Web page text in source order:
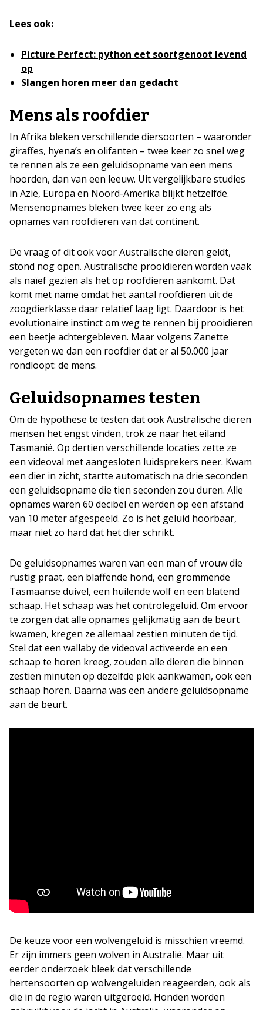
Lees ook:
Picture Perfect: python eet soortgenoot levend
op
Slangen horen meer dan gedacht
Mens als roofdier
In Afrika bleken verschillende diersoorten – waaronder
giraffes, hyena’s en olifanten – twee keer zo snel weg
te rennen als ze een geluidsopname van een mens
hoorden, dan van een leeuw. Uit vergelijkbare studies
in Azië, Europa en Noord-Amerika blijkt hetzelfde.
Mensenopnames bleken twee keer zo eng als
opnames van roofdieren van dat continent.
De vraag of dit ook voor Australische dieren geldt,
stond nog open. Australische prooidieren worden vaak
als naïef gezien als het op roofdieren aankomt. Dat
komt met name omdat het aantal roofdieren uit de
zoogdierklasse daar relatief laag ligt. Daardoor is het
evolutionaire instinct om weg te rennen bij prooidieren
een beetje achtergebleven. Maar volgens Zanette
vergeten we dan een roofdier dat er al 50.000 jaar
rondloopt: de mens.
Geluidsopnames testen
Om de hypothese te testen dat ook Australische dieren
mensen het engst vinden, trok ze naar het eiland
Tasmanië. Op dertien verschillende locaties zette ze
een videoval met aangesloten luidsprekers neer. Kwam
een dier in zicht, startte automatisch na drie seconden
een geluidsopname die tien seconden zou duren. Alle
opnames waren 60 decibel en werden op een afstand
van 10 meter afgespeeld. Zo is het geluid hoorbaar,
maar niet zo hard dat het dier schrikt.
De geluidsopnames waren van een man of vrouw die
rustig praat, een blaffende hond, een grommende
Tasmaanse duivel, een huilende wolf en een blatend
schaap. Het schaap was het controlegeluid. Om ervoor
te zorgen dat alle opnames gelijkmatig aan de beurt
kwamen, kregen ze allemaal zestien minuten de tijd.
Stel dat een wallaby de videoval activeerde en een
schaap te horen kreeg, zouden alle dieren die binnen
zestien minuten op dezelfde plek aankwamen, ook een
schaap horen. Daarna was een andere geluidsopname
aan de beurt.
De keuze voor een wolvengeluid is misschien vreemd.
Er zijn immers geen wolven in Australië. Maar uit
eerder onderzoek bleek dat verschillende
hertensoorten op wolvengeluiden reageerden, ook als
die in de regio waren uitgeroeid. Honden worden